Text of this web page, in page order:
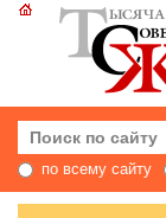
по всему сайту